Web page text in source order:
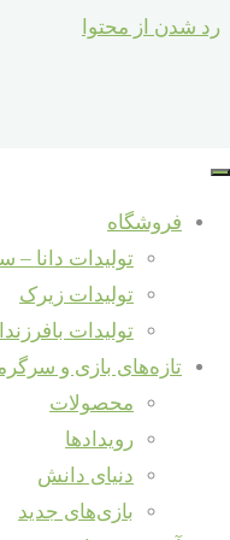
رد شدن از محتوا
فروشگاه
تولیدات دانا
تولیدات زیرک
تولیدات
تازه‌های بازی و
محصولات
رویدادها
دنیای دانش
بازی‌های جدید
خانه
برچسب خورده
“بلوک خانه
سازی
نمایش یک